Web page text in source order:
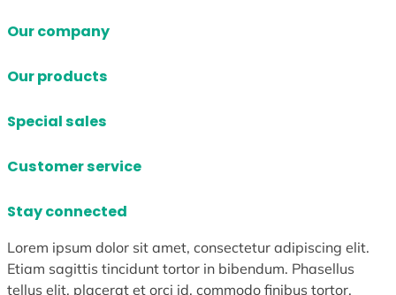
Our company
Our products
Special sales
Customer service
Stay connected
Lorem ipsum dolor sit amet, consectetur adipiscing elit.
Etiam sagittis tincidunt tortor in bibendum. Phasellus
tellus elit, placerat et orci id, commodo finibus tortor.